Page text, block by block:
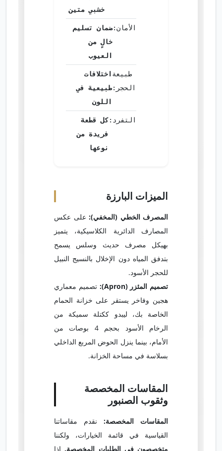
خشبي متين
الأمان:ضمان تسليم
خالٍ من
العيوب
طبيعة
الحجر:
اختلافات
طبيعية في
اللون
التفرد:كل قطعة
فريدة من
نوعها
الميزات البارزة
المصرف الخطي (المخفي): على عكس
المصارف الدائرية الكلاسيكية، يتميز
بهيكل مصرف حديث وسلس يسمح
بتدفق المياه دون الإخلال بالنسيج النبيل
للحجر الأسود.
تصميم المئزر (Apron):
تصميم معماري
هجين وفاخر يستقر على خزانة الحمام
الخاصة بك، ليبدو ككتلة سميكة من
الرخام الأسود بحجم 4 بوصات من
الأمام، بينما ينزل الحوض المربع الداخلي
بسلاسة في مساحة الخزانة.
المقاسات المخصصة
وثقوب الصنبور
المقاسات المخصصة: نقدم مقاساتنا
القياسية في قائمة الخيارات، ولكننا
متخصصون في الطلبات المخصصة.إذا